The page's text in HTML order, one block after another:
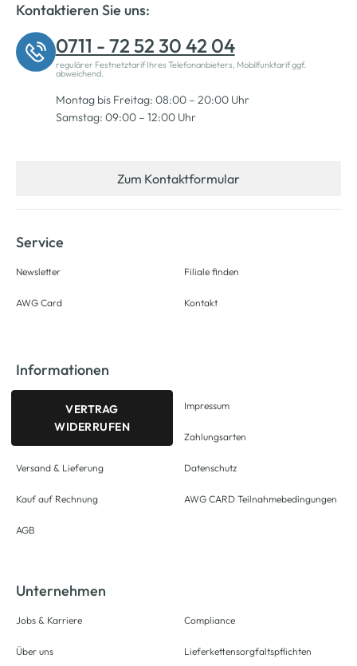
Kontaktieren Sie uns:
0711 - 72 52 30 42 04
regulärer Festnetztarif Ihres Telefonanbieters, Mobilfunktarif ggf.
abweichend.
Montag bis Freitag: 08:00 – 20:00 Uhr
Samstag: 09:00 – 12:00 Uhr
Zum Kontaktformular
Service
Newsletter
AWG Card
Filiale finden
Kontakt
Informationen
VERTRAG
WIDERRUFEN
Versand & Lieferung
Kauf auf Rechnung
AGB
Impressum
Zahlungsarten
Datenschutz
AWG CARD Teilnahmebedingungen
Unternehmen
Jobs & Karriere
Über uns
Compliance
Lieferkettensorgfaltspflichten